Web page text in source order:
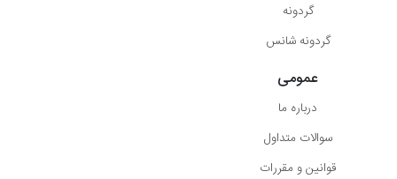
گردونه
گردونه شانس
عمومی
درباره ما
سوالات متداول
قوانین و مقررات